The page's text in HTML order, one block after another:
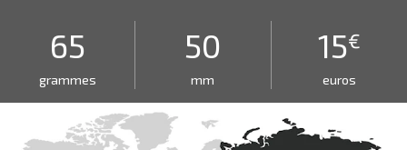
65
grammes
50
mm
15€
euros